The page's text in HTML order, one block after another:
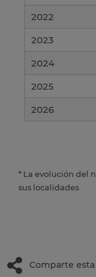
2022
2023
2024
2025
2026
* La evolución del
sus localidades
Comparte